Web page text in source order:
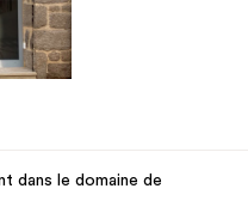
dans le domaine de